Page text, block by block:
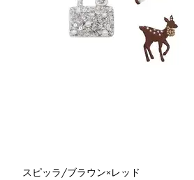
スピッラ/ブラウン×レッド